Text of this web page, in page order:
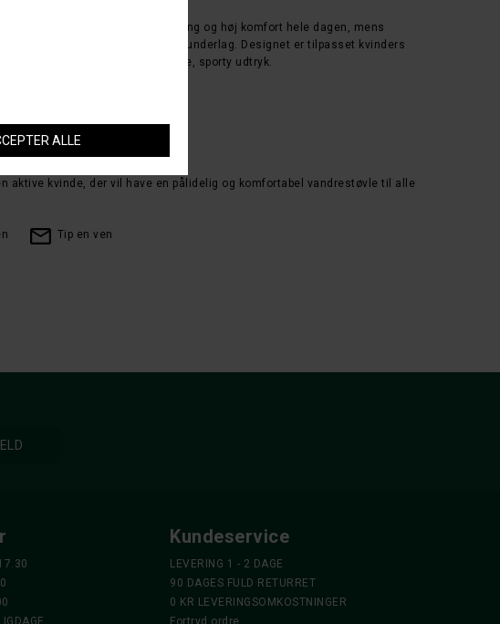
sørger for effektiv stødabsorbering og høj komfort hele dagen, mens
greb på både våde og tørre underlag. Designet er tilpasset kvinders
funktionalitet med et moderne, sporty udtryk.
med god stødabsorbering
aktive kvinde, der vil have en pålidelig og komfortabel vandrestøvle til alle
Tip en ven
Kundeservice
LEVERING 1 - 2 DAGE
90 DAGES FULD RETURRET
0 KR LEVERINGSOMKOSTNINGER
Fortryd ordre